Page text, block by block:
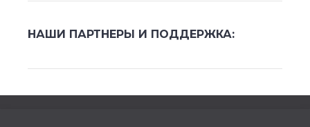
НАШИ ПАРТНЕРЫ И ПОДДЕРЖКА: